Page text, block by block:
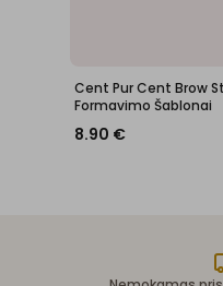
Cent Pur Cent Brow
Formavimo Šablonai
8.90 €